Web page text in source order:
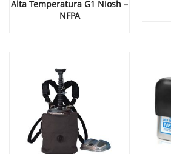
Alta Temperatura G1 Niosh –
NFPA